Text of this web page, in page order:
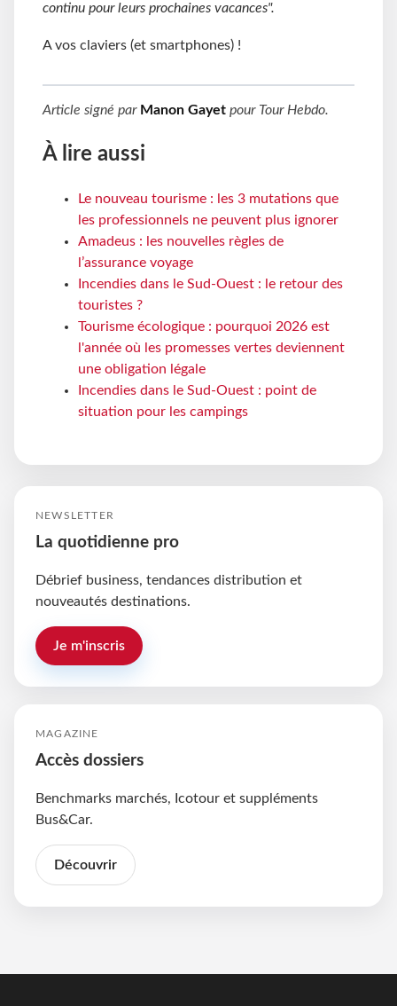
continu pour leurs prochaines vacances".
A vos claviers (et smartphones) !
Article signé par Manon Gayet pour Tour Hebdo.
À lire aussi
Le nouveau tourisme : les 3 mutations que
les professionnels ne peuvent plus ignorer
Amadeus : les nouvelles règles de
l’assurance voyage
Incendies dans le Sud-Ouest : le retour des
touristes ?
Tourisme écologique : pourquoi 2026 est
l'année où les promesses vertes deviennent
une obligation légale
Incendies dans le Sud-Ouest : point de
situation pour les campings
NEWSLETTER
La quotidienne pro
Débrief business, tendances distribution et
nouveautés destinations.
Je m'inscris
MAGAZINE
Accès dossiers
Benchmarks marchés, Icotour et suppléments
Bus&Car.
Découvrir